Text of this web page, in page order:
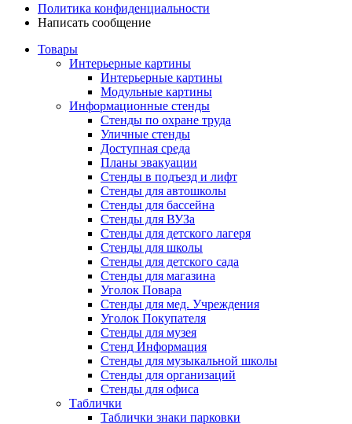
Политика конфиденциальности
Написать сообщение
Товары
Интерьерные картины
Интерьерные картины
Модульные картины
Информационные стенды
Стенды по охране труда
Уличные стенды
Доступная среда
Планы эвакуации
Стенды в подъезд и лифт
Стенды для автошколы
Стенды для бассейна
Стенды для ВУЗа
Стенды для детского лагеря
Стенды для школы
Стенды для детского сада
Стенды для магазина
Уголок Повара
Стенды для мед. Учреждения
Уголок Покупателя
Стенды для музея
Стенд Информация
Стенды для музыкальной школы
Стенды для организаций
Стенды для офиса
Таблички
Таблички знаки парковки